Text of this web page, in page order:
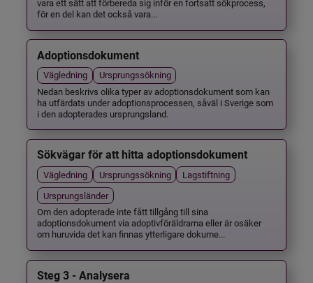
vara ett sätt att förbereda sig inför en fortsatt sökprocess,
för en del kan det också vara...
Adoptionsdokument
Vägledning
Ursprungssökning
Nedan beskrivs olika typer av adoptionsdokument som kan
ha utfärdats under adoptionsprocessen, såväl i Sverige som
i den adopterades ursprungsland.
Sökvägar för att hitta adoptionsdokument
Vägledning Ursprungssökning
Lagstiftning
Ursprungsländer
Om den adopterade inte fått tillgång till sina
adoptionsdokument via adoptivföräldrarna eller är osäker
om huruvida det kan finnas ytterligare dokume...
Steg 3 - Analysera